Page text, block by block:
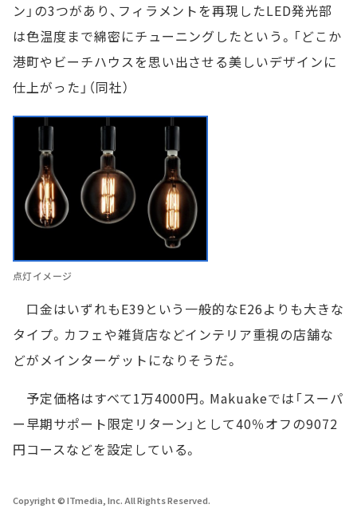
ン」の3つがあり、フィラメントを再現したLED発光部
は色温度まで綿密にチューニングしたという。「どこか
港町やビーチハウスを思い出させる美しいデザインに
仕上がった」（同社）
点灯イメージ
口金はいずれもE39という一般的なE26よりも大きな
タイプ。カフェや雑貨店などインテリア重視の店舗な
どがメインターゲットになりそうだ。
予定価格はすべて1万4000円。Makuakeでは「スーパ
ー早期サポート限定リターン」として40％オフの9072
円コースなどを設定している。
Copyright © ITmedia, Inc. All Rights Reserved.